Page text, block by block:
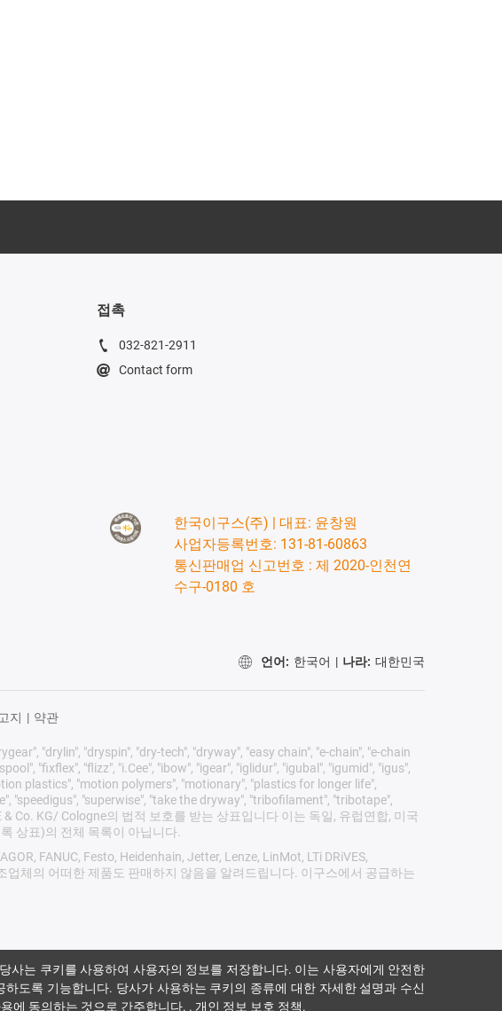
접촉
032-821-2911
Contact form
한국이구스(주) | 대표: 윤창원
사업자등록번호: 131-81-60863
통신판매업 신고번호 : 제 2020-인천연
수구-0180 호
언어: 한국어 | 나라: 대한민국
지 | 약관
"drylin", "dryspin", "dry-tech", "dryway", "easy chain", "e-chain", "e-chain
"fixflex", "flizz", "i.Cee", "ibow", "igear", "iglidur", "igubal", "igumid", "igus",
plastics", "motion polymers", "motionary", "plastics for longer life",
"speedigus", "superwise", "take the dryway", "tribofilament", "tribotape",
Co. KG/ Cologne의 법적 보호를 받는 상표입니다 이는 독일, 유럽연합, 미국
상표)의 전체 목록이 아닙니다.
FANUC, Festo, Heidenhain, Jetter, Lenze, LinMot, LTi DRiVES,
업체의 어떠한 제품도 판매하지 않음을 알려드립니다. 이구스에서 공급하는
는 쿠키를 사용하여 사용자의 정보를 저장합니다. 이는 사용자에게 안전한
도록 기능합니다. 당사가 사용하는 쿠키의 종류에 대한 자세한 설명과 수신
에 동의하는 것으로 간주합니다. . 개인 정보 보호 정책.